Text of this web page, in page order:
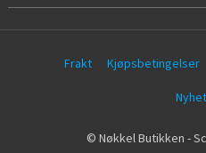
Frakt Kjøpsbetingelser
© Nøkkel Butikken -